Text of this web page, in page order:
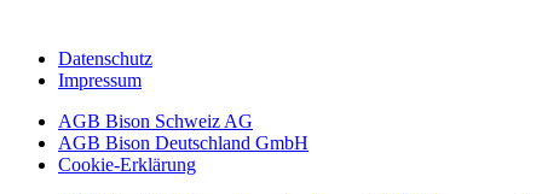
Datenschutz
Impressum
AGB Bison Schweiz AG
AGB Bison Deutschland GmbH
Cookie-Erklärung